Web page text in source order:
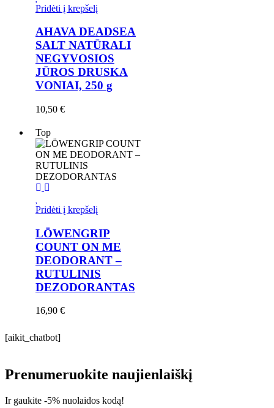
Pridėti į krepšelį
AHAVA DEADSEA
SALT NATŪRALI
NEGYVOSIOS
JŪROS DRUSKA
VONIAI, 250 g
10,50 €
Top
Pridėti į krepšelį
LÖWENGRIP
COUNT ON ME
DEODORANT –
RUTULINIS
DEZODORANTAS
16,90 €
[aikit_chatbot]
Prenumeruokite naujienlaiškį
Ir gaukite -5% nuolaidos kodą!